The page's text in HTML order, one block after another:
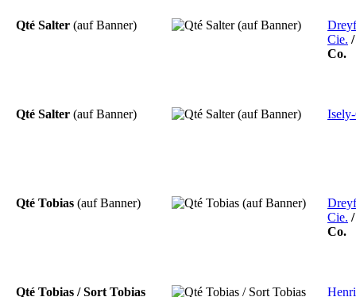
Qté Salter (auf Banner)
Cie.
Co.
Qté Salter (auf Banner)
Qté Tobias (auf Banner)
Cie.
Co.
Qté Tobias / Sort Tobias